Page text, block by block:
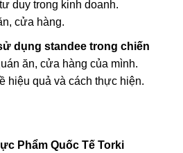
duy trong kinh doanh.
cửa hàng.
dụng standee trong chiến
ăn, cửa hàng của mình.
hiệu quả và cách thực hiện.
Phẩm Quốc Tế Torki